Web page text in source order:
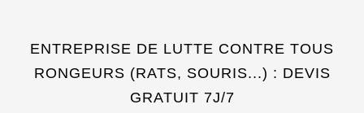
ENTREPRISE DE LUTTE CONTRE TOUS
RONGEURS (RATS, SOURIS...) : DEVIS
GRATUIT 7J/7